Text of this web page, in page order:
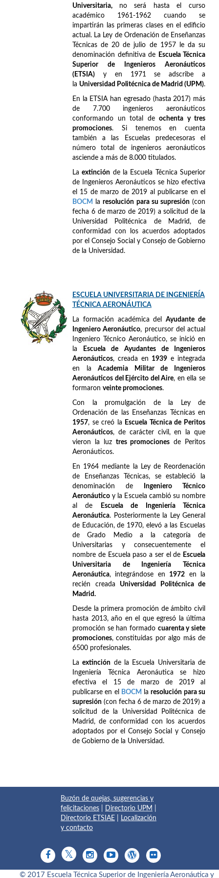
Universitaria, no será hasta el curso
académico 1961-1962 cuando se
impartirán las primeras clases en el edificio
actual. La Ley de Ordenación de Enseñanzas
Técnicas de 20 de julio de 1957 le da su
denominación definitiva de
Escuela Técnica
Superior de Ingenieros Aeronáuticos
(ETSIA) y en 1971 se adscribe a
la Universidad Politécnica de Madrid (UPM).
En la ETSIA han egresado (hasta 2017) más
de 7.700 ingenieros aeronáuticos
conformando un total de ochenta y tres
promociones. Si tenemos en cuenta
también a las Escuelas predecesoras el
número total de ingenieros aeronáuticos
asciende a más de 8.000 titulados.
Laextinción de la Escuela Técnica Superior
de Ingenieros Aeronáuticos se hizo efectiva
el 15 de marzo de 2019 al publicarse en el
BOCM
laresolución para su supresión(con
fecha 6 de marzo de 2019) a solicitud de la
Universidad Politécnica de Madrid, de
conformidad con los acuerdos adoptados
por el Consejo Social y Consejo de Gobierno
de la Universidad.
ESCUELA UNIVERSITARIA DE INGENIERÍA
TÉCNICA AERONÁUTICA
La formación académica delAyudante de
Ingeniero Aeronáutico, precursor del actual
Ingeniero Técnico Aeronáutico, se inició en
la
Escuela de Ayudantes de Ingenieros
Aeronáuticos, creada en 1939 e integrada
en laAcademia Militar de Ingenieros
Aeronáuticos del Ejército del Aire, en ella se
formaron veinte promociones.
Con la promulgación de la Ley de
Ordenación de las Enseñanzas Técnicas en
1957, se creó la
Escuela Técnica de Peritos
Aeronáuticos, de carácter civil, en la que
vieron la luz tres promociones de Peritos
Aeronáuticos.
En 1964 mediante la Ley de Reordenación
de Enseñanzas Técnicas, se estableció la
denominación de
Ingeniero Técnico
Aeronáutico y la Escuela cambió su nombre
al de
Escuela de Ingeniería Técnica
Aeronáutica. Posteriormente la Ley General
de Educación, de 1970, elevó a las Escuelas
de Grado Medio a la categoría de
Universitarias y consecuentemente el
nombre de Escuela paso a ser el de Escuela
Universitaria de Ingeniería Técnica
Aeronáutica, integrándose en 1972 en la
recién creada Universidad Politécnica de
Madrid.
Desde la primera promoción de ámbito civil
hasta 2013, año en el que egresó la última
promoción se han formado cuarenta y siete
promociones, constituidas por algo más de
6500 profesionales.
Laextinción de la Escuela Universitaria de
Ingeniería Técnica Aeronáutica se hizo
efectiva el 15 de marzo de 2019 al
publicarse en el
BOCM laresolución para su
supresión (con fecha 6 de marzo de 2019) a
solicitud de la Universidad Politécnica de
Madrid, de conformidad con los acuerdos
adoptados por el Consejo Social y Consejo
de Gobierno de la Universidad.
Buzón de quejas, sugerencias y
felicitaciones
Directorio UPM
Directorio ETSIAE
Localización
y contacto
© 2017 Escuela Técnica Superior de Ingeniería Aeronáutica y